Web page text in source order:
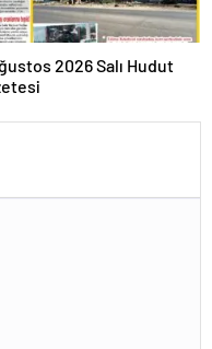
2026 Salı Hudut